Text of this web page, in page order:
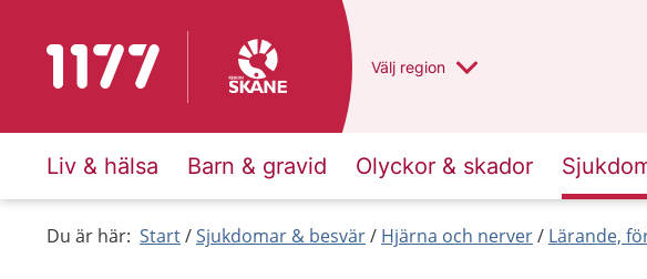
Till startsidan för 1177 Du har valt region
Välj en annan
region
Liv & hälsa Barn & gravid Olyckor & skador
Du är här: Start Sjukdomar & besvär Hjärna och nerver Lärande,